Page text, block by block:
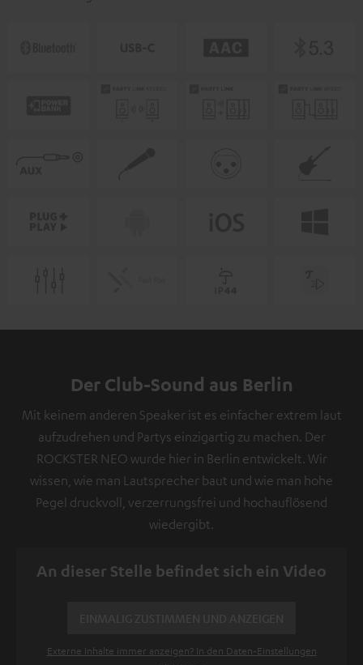
Der Club-Sound aus Berlin
Mit keinem anderen Speaker ist es einfacher extrem laut
aufzudrehen und Partys einzigartig zu machen. Der
ROCKSTER NEO wurde hier in Berlin entwickelt. Wir
wissen, wie man Lautsprecher baut und wie man hohe
Pegel druckvoll, verzerrungsfrei und hochauflösend
wiedergibt.
An dieser Stelle befindet sich ein Video
Externe Inhalte immer anzeigen? In den Daten‑Einstellungen